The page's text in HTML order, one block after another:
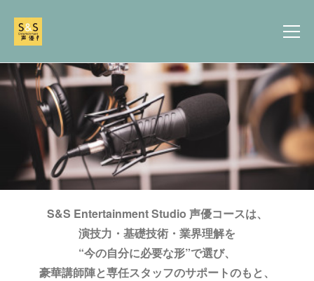
S&S Entertainment Studio 声優コースは、
演技力・基礎技術・業界理解を
“今の自分に必要な形”で選び、
豪華講師陣と専任スタッフのサポートのもと、